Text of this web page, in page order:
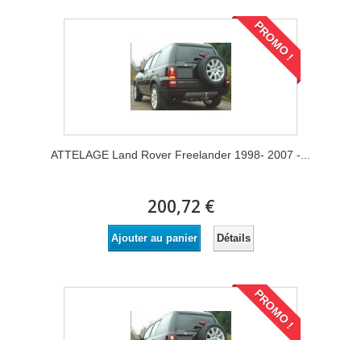
PROMO !
ATTELAGE Land Rover Freelander 1998- 2007 -...
200,72 €
Ajouter au panier Détails
PROMO !